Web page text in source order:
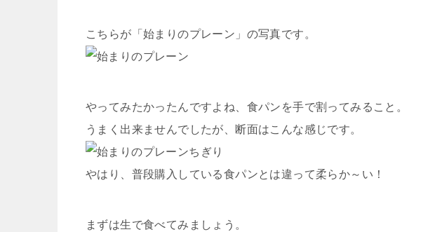
こちらが「始まりのプレーン」の写真です。
やってみたかったんですよね、食パンを手で割ってみること。
うまく出来ませんでしたが、断面はこんな感じです。
やはり、普段購入している食パンとは違って柔らか～い！
まずは生で食べてみましょう。